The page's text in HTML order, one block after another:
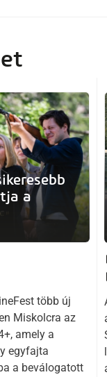
a
több új
Miskolcra az
amely a
egyfajta
a beválogatott